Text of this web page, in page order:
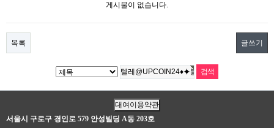
게시물이 없습니다.
목록 글쓰기
대여이용약관
서울시 구로구 경인로 579 안성빌딩 A동 203호